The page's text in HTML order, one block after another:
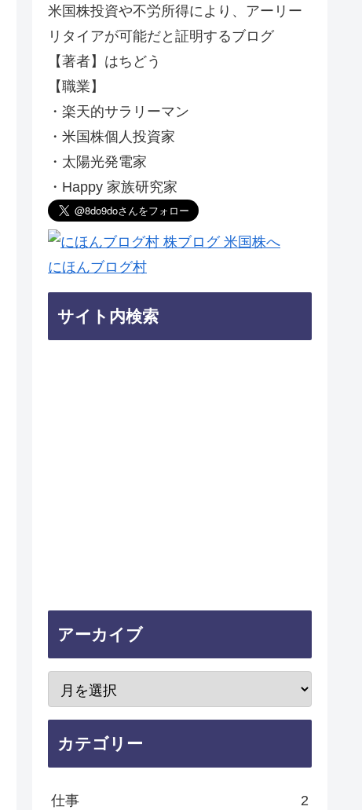
米国株投資や不労所得により、アーリー
リタイアが可能だと証明するブログ
【著者】はちどう
【職業】
・楽天的サラリーマン
・米国株個人投資家
・太陽光発電家
・Happy 家族研究家
にほんブログ村
サイト内検索
アーカイブ
カテゴリー
仕事 2